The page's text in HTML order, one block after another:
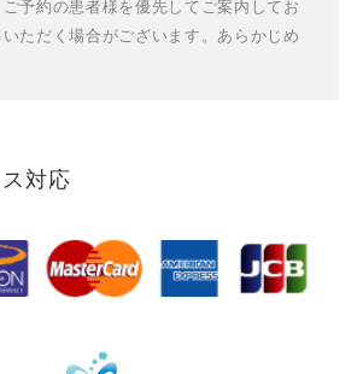
ご予約の患者様を優先してご案内してお
ただく場合がございます。あらかじめ
対応